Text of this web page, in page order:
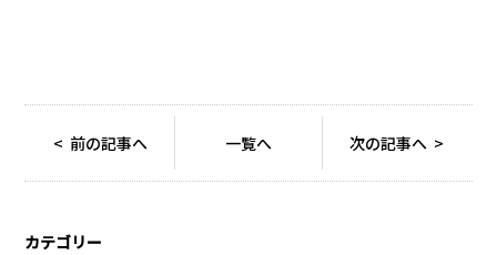
< 前の記事へ 一覧へ 次の記事へ >
カテゴリー